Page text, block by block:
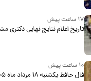
۱۷ ساعت پیش
تاریخ اعلام نتایج نهایی دکتری
۱۰ ساعت پیش
فال حافظ یکشنبه ۱۸ مرداد ماه ۱۴۰۵